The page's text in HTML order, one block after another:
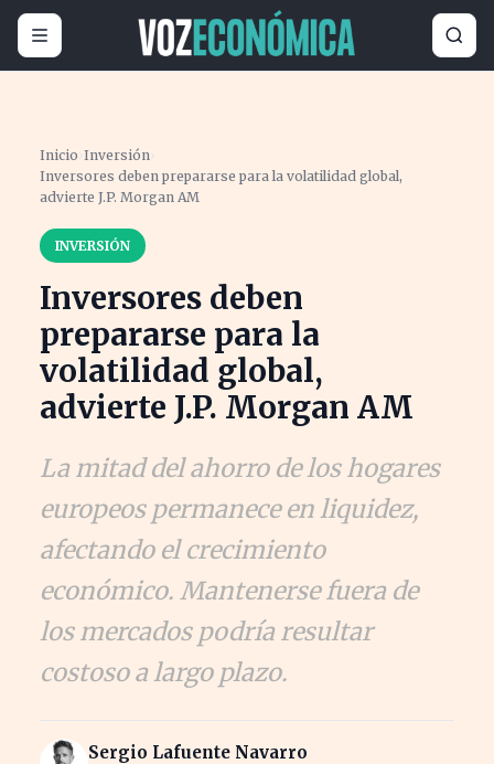
Inicio ›Inversión›
Inversores deben prepararse para la volatilidad global,
advierte J.P. Morgan AM
INVERSIÓN
Inversores deben
prepararse para la
volatilidad global,
advierte J.P. Morgan AM
La mitad del ahorro de los hogares
europeos permanece en liquidez,
afectando el crecimiento
económico. Mantenerse fuera de
los mercados podría resultar
costoso a largo plazo.
Sergio Lafuente Navarro